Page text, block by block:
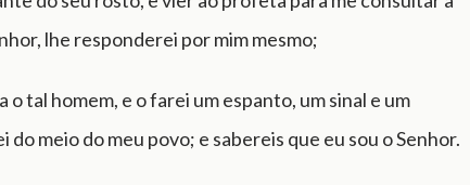
lhe responderei por mim mesmo;
tal homem, e o farei um espanto, um sinal e um
meio do meu povo; e sabereis que eu sou o Senhor.